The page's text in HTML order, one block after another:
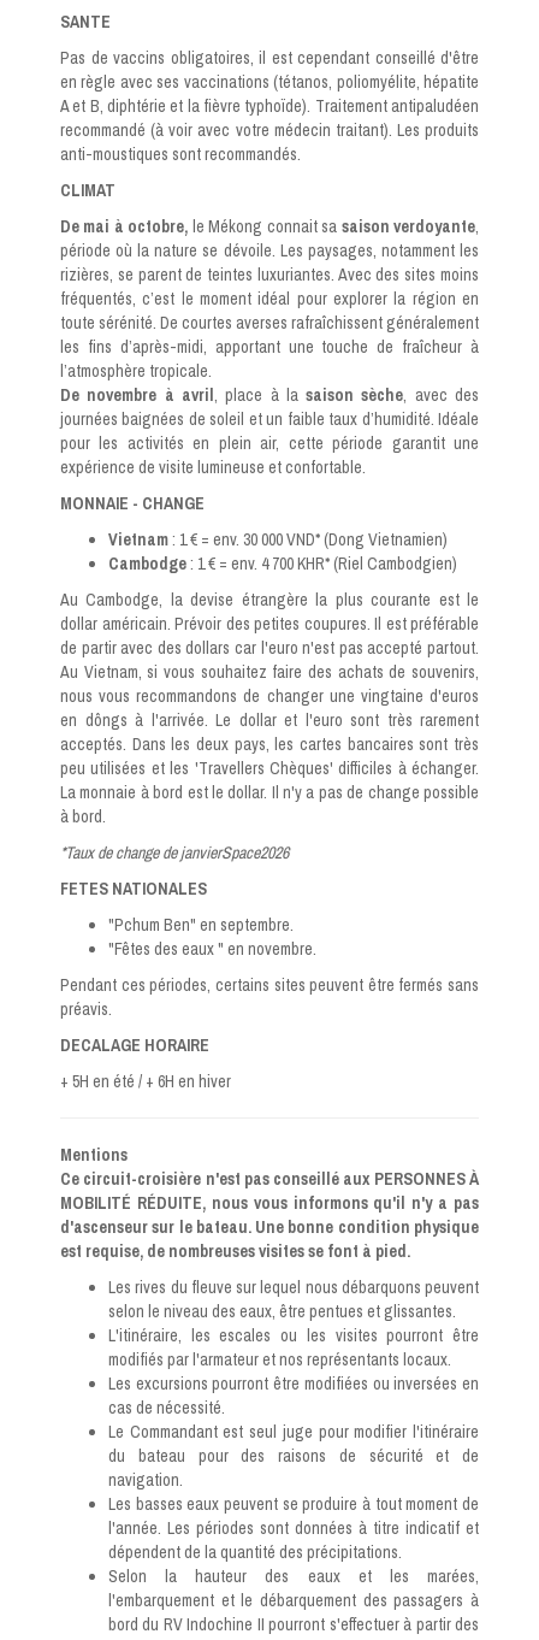
SANTE
Pas de vaccins obligatoires, il est cependant conseillé d'être
en règle avec ses vaccinations (tétanos, poliomyélite, hépatite
A et B, diphtérie et la fièvre typhoïde). Traitement antipaludéen
recommandé (à voir avec votre médecin traitant). Les produits
anti-moustiques sont recommandés.
CLIMAT
De mai à octobre, le Mékong connait sa saison verdoyante,
période où la nature se dévoile. Les paysages, notamment les
rizières, se parent de teintes luxuriantes. Avec des sites moins
fréquentés, c’est le moment idéal pour explorer la région en
toute sérénité. De courtes averses rafraîchissent généralement
les fins d’après-midi, apportant une touche de fraîcheur à
l’atmosphère tropicale.
De novembre à avril, place à lasaison sèche, avec des
journées baignées de soleil et un faible taux d’humidité. Idéale
pour les activités en plein air, cette période garantit une
expérience de visite lumineuse et confortable.
MONNAIE - CHANGE
Vietnam: 1 € = env. 30 000 VND* (Dong Vietnamien)
Cambodge: 1 € = env. 4 700 KHR* (Riel Cambodgien)
Au Cambodge, la devise étrangère la plus courante est le
dollar américain. Prévoir des petites coupures. Il est préférable
de partir avec des dollars car l'euro n'est pas accepté partout.
Au Vietnam, si vous souhaitez faire des achats de souvenirs,
nous vous recommandons de changer une vingtaine d'euros
en dôngs à l'arrivée. Le dollar et l'euro sont très rarement
acceptés. Dans les deux pays, les cartes bancaires sont très
peu utilisées et les 'Travellers Chèques' difficiles à échanger.
La monnaie à bord est le dollar. Il n'y a pas de change possible
à bord.
*Taux de change de janvierSpace2026
FETES NATIONALES
"Pchum Ben" en septembre.
"Fêtes des eaux " en novembre.
Pendant ces périodes, certains sites peuvent être fermés sans
préavis.
DECALAGE HORAIRE
+ 5H en été / + 6H en hiver
Mentions
Ce circuit-croisière n'est pas conseillé aux PERSONNES À
MOBILITÉ RÉDUITE, nous vous informons qu'il n'y a pas
d'ascenseur sur le bateau. Une bonne condition physique
est requise, de nombreuses visites se font à pied.
Les rives du fleuve sur lequel nous débarquons peuvent
selon le niveau des eaux, être pentues et glissantes.
L'itinéraire, les escales ou les visites pourront être
modifiés par l'armateur et nos représentants locaux.
Les excursions pourront être modifiées ou inversées en
cas de nécessité.
Le Commandant est seul juge pour modifier l'itinéraire
du bateau pour des raisons de sécurité et de
navigation.
Les basses eaux peuvent se produire à tout moment de
l'année. Les périodes sont données à titre indicatif et
dépendent de la quantité des précipitations.
Selon la hauteur des eaux et les marées,
l'embarquement et le débarquement des passagers à
bord du RV Indochine II pourront s'effectuer à partir des